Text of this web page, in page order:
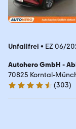
Unfallfrei • EZ 06/
Autohero GmbH -
70825 Korntal-
4.4 Sterne
(303)